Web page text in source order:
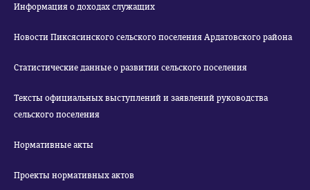
Информация о доходах служащих
Новости Пиксясинского сельского поселения Ардатовского района
Статистические данные о развитии сельского поселения
Тексты официальных выступлений и заявлений руководства
сельского поселения
Нормативные акты
Проекты нормативных актов